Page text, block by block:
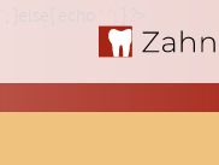
'; }else{ echo '
'; } ?>